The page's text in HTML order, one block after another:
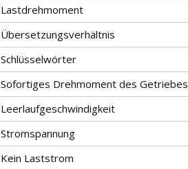
Lastdrehmoment
Übersetzungsverhältnis
Schlüsselwörter
Sofortiges Drehmoment des Getriebes
Leerlaufgeschwindigkeit
Stromspannung
Kein Laststrom